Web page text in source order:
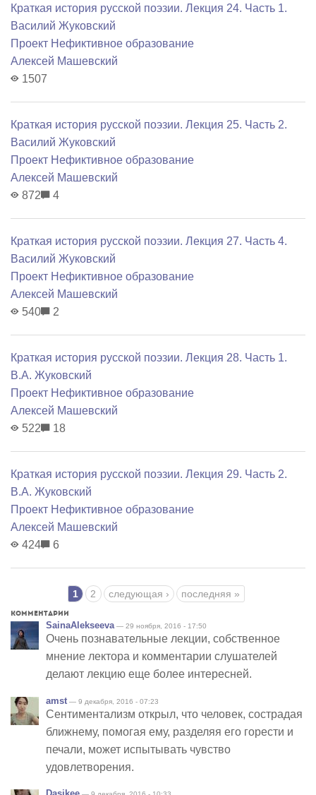
Краткая история русской поэзии. Лекция 24. Часть 1.
Василий Жуковский
Проект Нефиктивное образование
Алексей Машевский
1507
Краткая история русской поэзии. Лекция 25. Часть 2.
Василий Жуковский
Проект Нефиктивное образование
Алексей Машевский
872
4
Краткая история русской поэзии. Лекция 27. Часть 4.
Василий Жуковский
Проект Нефиктивное образование
Алексей Машевский
540
2
Краткая история русской поэзии. Лекция 28. Часть 1.
В.А. Жуковский
Проект Нефиктивное образование
Алексей Машевский
522
18
Краткая история русской поэзии. Лекция 29. Часть 2.
В.А. Жуковский
Проект Нефиктивное образование
Алексей Машевский
424
6
1 2 следующая › последняя »
Комментарии
SainaAlekseeva — 29 ноября, 2016 - 17:50
Очень познавательные лекции, собственное
мнение лектора и комментарии слушателей
делают лекцию еще более интересней.
amst — 9 декабря, 2016 - 07:23
Сенти­ментализм открыл, что человек, сострадая
ближнему, помогая ему, разделяя его горести и
печали, может испытывать чувство
удовлетворения.